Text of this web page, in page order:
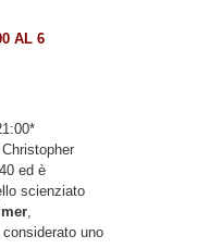
AL 6
ed è
scienziato
,
considerato uno